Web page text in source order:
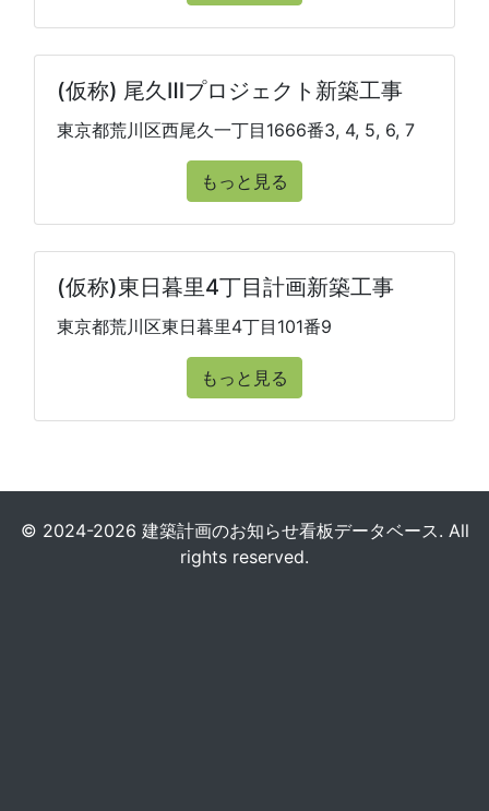
(仮称) 尾久Ⅲプロジェクト新築工事
東京都荒川区西尾久一丁目1666番3, 4, 5, 6, 7
もっと見る
(仮称)東日暮里4丁目計画新築工事
東京都荒川区東日暮里4丁目101番9
もっと見る
© 2024-2026 建築計画のお知らせ看板データベース. All
rights reserved.